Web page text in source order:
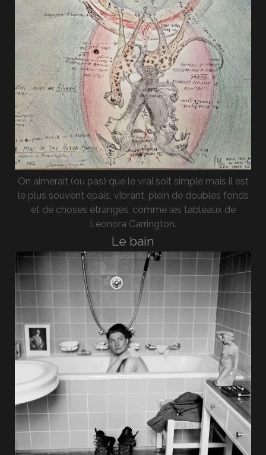
On aimerait (ou pas) que le vrai soit simple mais il est
le plus souvent épais, vibrant, plein de doubles fonds
et de choses étranges, comme les tableaux de
Leonora Carrington.
Le bain